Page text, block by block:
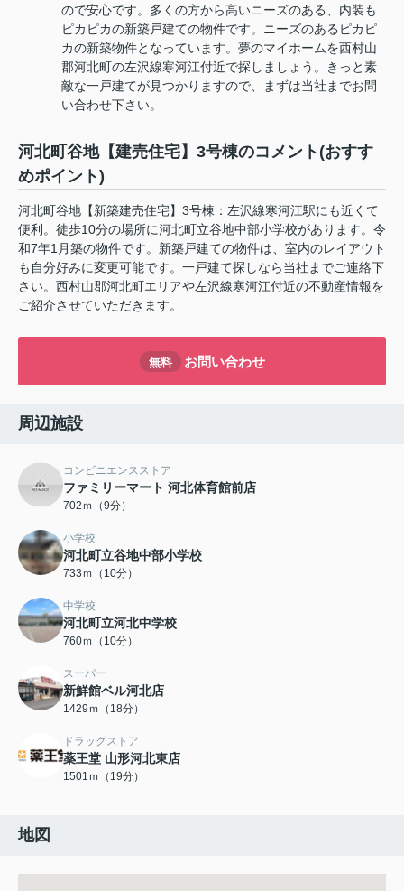
ので安心です。多くの方から高いニーズのある、内装も
ピカピカの新築戸建ての物件です。ニーズのあるピカピ
カの新築物件となっています。夢のマイホームを西村山
郡河北町の左沢線寒河江付近で探しましょう。きっと素
敵な一戸建てが見つかりますので、まずは当社までお問
い合わせ下さい。
河北町谷地【建売住宅】3号棟のコメント(おすす
めポイント)
河北町谷地【新築建売住宅】3号棟：左沢線寒河江駅にも近くて
便利。徒歩10分の場所に河北町立谷地中部小学校があります。令
和7年1月築の物件です。新築戸建ての物件は、室内のレイアウト
も自分好みに変更可能です。一戸建て探しなら当社までご連絡下
さい。西村山郡河北町エリアや左沢線寒河江付近の不動産情報を
ご紹介させていただきます。
無料 お問い合わせ
周辺施設
コンビニエンスストア
ファミリーマート 河北体育館前店
702ｍ（9分）
小学校
河北町立谷地中部小学校
733ｍ（10分）
中学校
河北町立河北中学校
760ｍ（10分）
スーパー
新鮮館ベル河北店
1429ｍ（18分）
ドラッグストア
薬王堂 山形河北東店
1501ｍ（19分）
地図